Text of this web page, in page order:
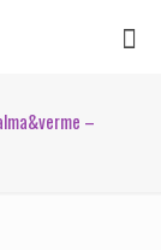
–